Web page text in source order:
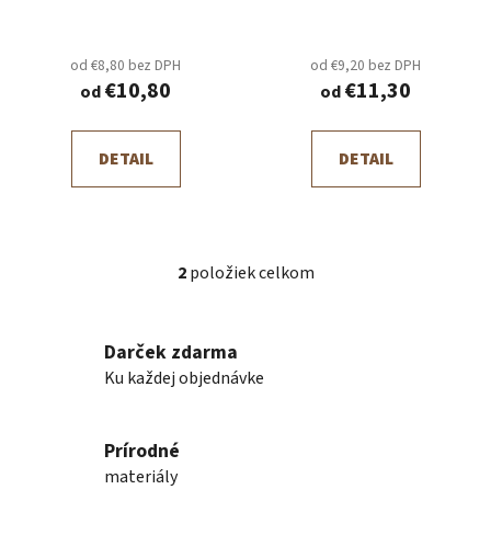
od €8,80 bez DPH
od€10,80
DETAIL
od €9,20 bez DPH
od€11,30
DETAIL
O
d
2položiek celkom
Darček zdarma
Ku každej objednávke
Prírodné
materiály